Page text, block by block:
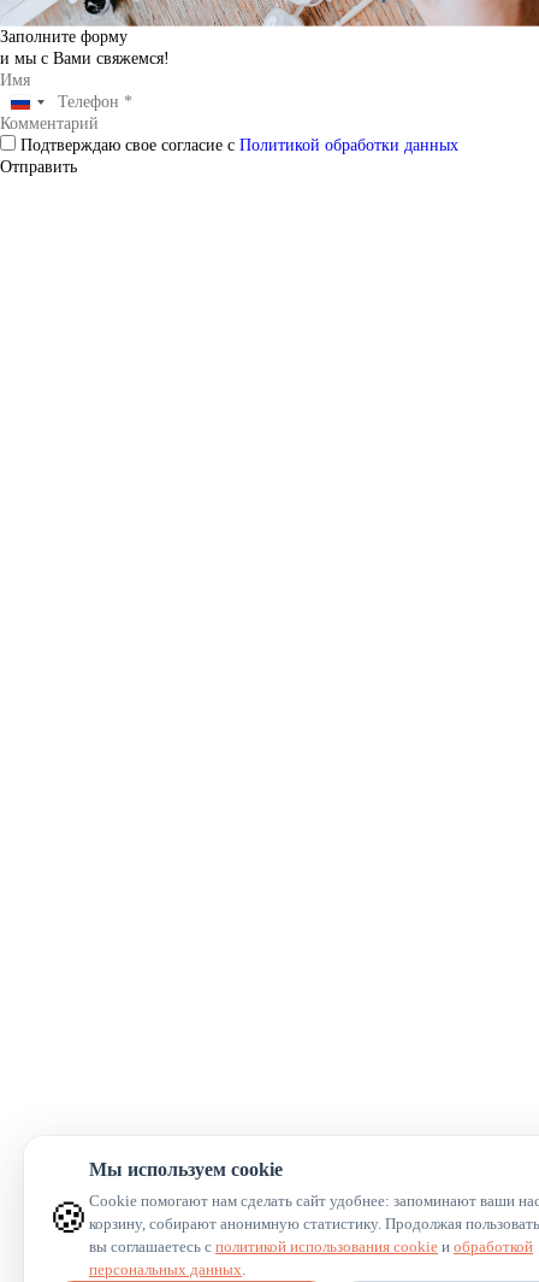
Заполните форму
и мы с Вами свяжемся!
Подтверждаю свое согласие с Политикой обработки данных
Отправить
🍪
Мы используем cookie
Cookie помогают нам сделать сайт удобнее: запоминают ваши
корзину, собирают анонимную статистику. Продолжая
вы соглашаетесь с политикой использования cookie и обработкой
персональных данных.